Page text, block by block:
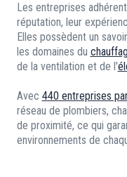
Les entreprises
réputation, leur
Elles possèdent un
les domaines du
de la ventilation et de l'
Avec 440 entreprises
réseau de plombiers,
de proximité, ce qui
environnements de